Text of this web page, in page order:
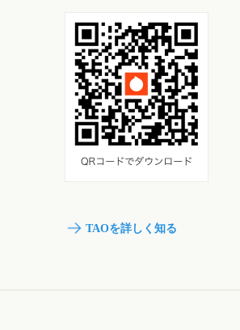
TAOを詳しく知る